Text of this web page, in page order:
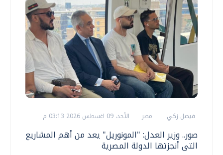
فيصل زكي مصر الأحد، 09 اغسطس 2026 03:13 م
صور.. وزير العدل: "المونوريل" يعد من أهم المشاريع
التى أنجزتها الدولة المصرية